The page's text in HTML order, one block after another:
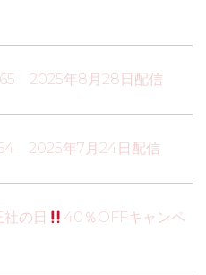
2025年8月28日配信
2025年7月24日配信
の日
40％OFFキャンペ